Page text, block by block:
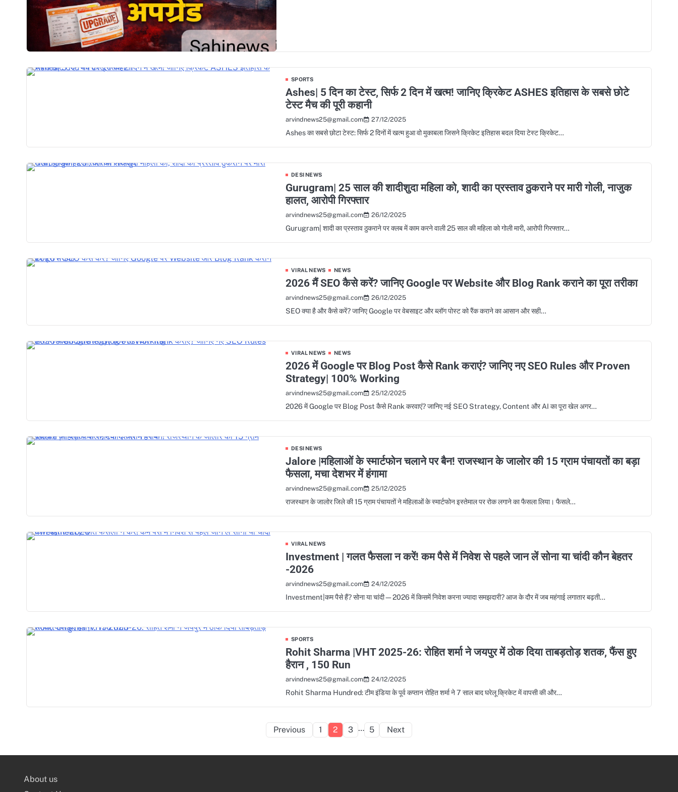
SPORTS
Ashes| 5 दिन का टेस्ट, सिर्फ 2 दिन में खत्म! जानिए क्रिकेट ASHES इतिहास के सबसे छोटे
टेस्ट मैच की पूरी कहानी
arvindnews25@gmail.com 27/12/2025
Ashes का सबसे छोटा टेस्ट: सिर्फ 2 दिनों में खत्म हुआ वो मुकाबला जिसने क्रिकेट इतिहास बदल दिया टेस्ट क्रिकेट…
DESI NEWS
Gurugram| 25 साल की शादीशुदा महिला को, शादी का प्रस्ताव ठुकराने पर मारी गोली, नाजुक
हालत, आरोपी गिरफ्तार
arvindnews25@gmail.com 26/12/2025
Gurugram| शादी का प्रस्ताव ठुकराने पर क्लब में काम करने वाली 25 साल की महिला को गोली मारी, आरोपी गिरफ्तार…
VIRAL NEWS NEWS
2026 मैं SEO कैसे करें? जानिए Google पर Website और Blog Rank कराने का पूरा तरीका
arvindnews25@gmail.com 26/12/2025
SEO क्या है और कैसे करें? जानिए Google पर वेबसाइट और ब्लॉग पोस्ट को रैंक कराने का आसान और सही…
VIRAL NEWS NEWS
2026 में Google पर Blog Post कैसे Rank कराएं? जानिए नए SEO Rules और Proven
Strategy| 100% Working
arvindnews25@gmail.com 25/12/2025
2026 में Google पर Blog Post कैसे Rank करवाएं? जानिए नई SEO Strategy, Content और AI का पूरा खेल अगर…
DESI NEWS
Jalore |महिलाओं के स्मार्टफोन चलाने पर बैन! राजस्थान के जालोर की 15 ग्राम पंचायतों का बड़ा
फैसला, मचा देशभर में हंगामा
arvindnews25@gmail.com 25/12/2025
राजस्थान के जालोर जिले की 15 ग्राम पंचायतों ने महिलाओं के स्मार्टफोन इस्तेमाल पर रोक लगाने का फैसला लिया। फैसले…
VIRAL NEWS
Investment | गलत फैसला न करें! कम पैसे में निवेश से पहले जान लें सोना या चांदी कौन बेहतर
-2026
arvindnews25@gmail.com 24/12/2025
Investment|कम पैसे हैं? सोना या चांदी—2026 में किसमें निवेश करना ज्यादा समझदारी? आज के दौर में जब महंगाई लगातार बढ़ती…
SPORTS
Rohit Sharma |VHT 2025-26: रोहित शर्मा ने जयपुर में ठोक दिया ताबड़तोड़ शतक, फैंस हुए
हैरान , 150 Run
arvindnews25@gmail.com 24/12/2025
Rohit Sharma Hundred: टीम इंडिया के पूर्व कप्तान रोहित शर्मा ने 7 साल बाद घरेलू क्रिकेट में वापसी की और…
Posts
Previous 1 2 3 … 5 Next
About us